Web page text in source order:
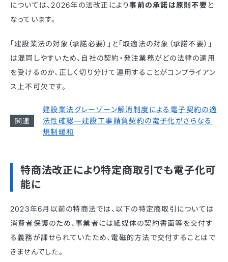
については、2026年の法改正により事前の承諾は原則不要と
なっています。
「建設業法の対象（承諾必要）」と「取適法の対象（承諾不要）」
は混同しやすいため、自社の契約・発注業務がどの法律の適用
を受けるのか、正しく切り分けて運用することがコンプライアン
ス上不可欠です。
建設業法グレーゾーン解消制度による電子契約の適
法性確認—建設工事請負契約の電子化がさらなる
規制緩和
特商法改正により特定商取引でも電子化可
能に
2023年6月以前の特商法では、以下の特定商取引については
消費者保護のため、事業者には紙媒体の契約書面等を交付す
る義務が課せられていたため、電磁的方法で交付することはで
きませんでした。